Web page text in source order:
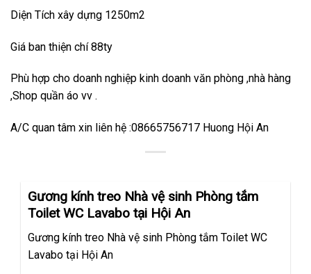
Diện Tích xây dựng 1250m2
Giá ban thiện chí 88ty
Phù hợp cho doanh nghiệp kinh doanh văn phòng ,nhà hàng
,Shop quần áo vv .
A/C quan tâm xin liên hệ :08665756717 Huong Hội An
Gương kính treo Nhà vệ sinh Phòng tắm
Toilet WC Lavabo tại Hội An
Gương kính treo Nhà vệ sinh Phòng tắm Toilet WC
Lavabo tại Hội An